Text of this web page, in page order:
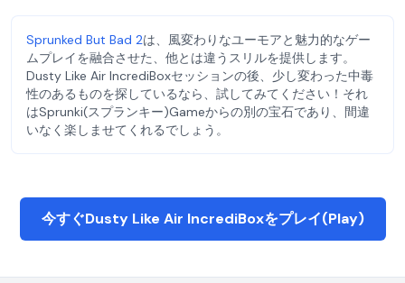
Sprunked But Bad 2は、風変わりなユーモアと魅力的なゲー
ムプレイを融合させた、他とは違うスリルを提供します。
Dusty Like Air IncrediBoxセッションの後、少し変わった中毒
性のあるものを探しているなら、試してみてください！それ
はSprunki(スプランキー)Gameからの別の宝石であり、間違
いなく楽しませてくれるでしょう。
今すぐDusty Like Air IncrediBoxをプレイ(Play)